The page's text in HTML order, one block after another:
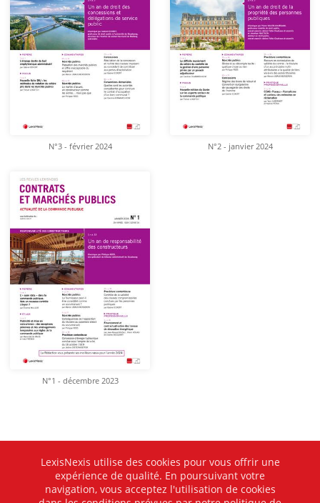
N°3 - février 2024 N°2 - janvier 2024
N°1 - décembre 2023
LexisNexis utilise des cookies pour vous offrir une
expérience de qualité. En poursuivant votre
navigation, vous acceptez l'utilisation de cookies